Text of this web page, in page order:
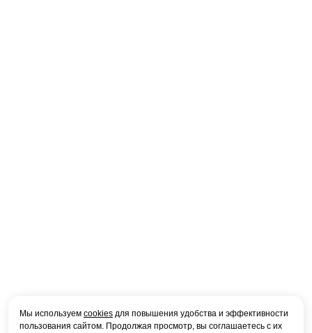
Мы используем cookies для повышения удобства и эффективности
пользования сайтом. Продолжая просмотр, вы соглашаетесь с их